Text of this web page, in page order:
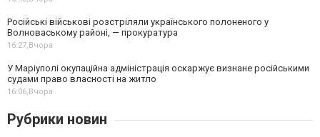
Російські військові розстріляли українського полоненого у
Волноваському районі, — прокуратура
16:27,Вчора
У Маріуполі окупаційна адміністрація оскаржує визнане російськими
судами право власності на житло
16:06,Вчора
Рубрики новин